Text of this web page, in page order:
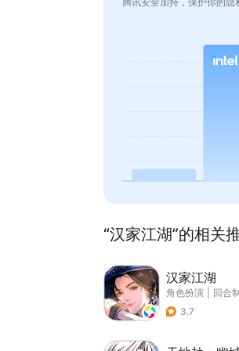
“汉家江湖”的相关
汉家江湖
角色扮演 回合
3.7